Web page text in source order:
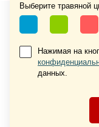
Хочу такую
Выберите травяной
Нажимая на
данных.